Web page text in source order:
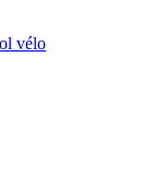
vélo